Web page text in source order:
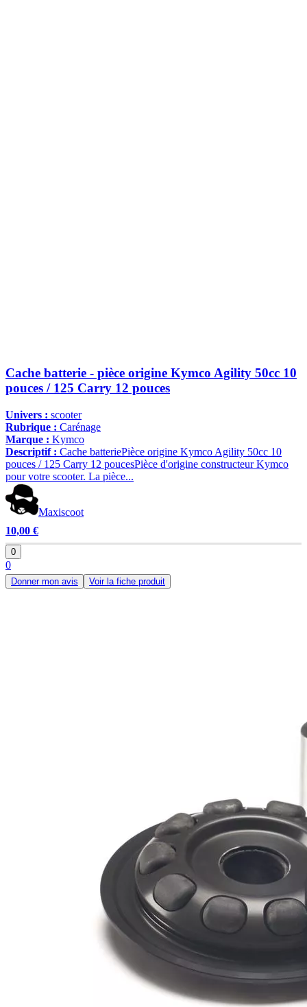
Cache batterie - pièce origine Kymco Agility 50cc 10
pouces / 125 Carry 12 pouces
Univers : scooter
Rubrique : Carénage
Marque : Kymco
Descriptif : Cache batteriePièce origine Kymco Agility 50cc 10
pouces / 125 Carry 12 poucesPièce d'origine constructeur Kymco
pour votre scooter. La pièce...
Maxiscoot
10,00 €
0
0
Donner mon avis Voir la fiche produit